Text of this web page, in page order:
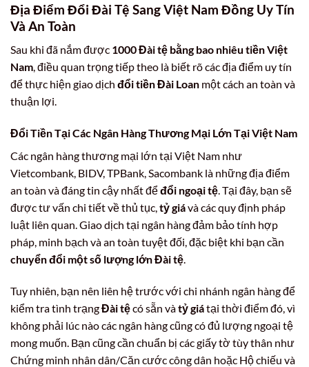
Địa Điểm Đổi Đài Tệ Sang Việt Nam Đồng Uy Tín
Và An Toàn
Sau khi đã nắm được 1000 Đài tệ bằng bao nhiêu tiền Việt
Nam, điều quan trọng tiếp theo là biết rõ các địa điểm uy tín
để thực hiện giao dịch đổi tiền Đài Loan một cách an toàn và
thuận lợi.
Đổi Tiền Tại Các Ngân Hàng Thương Mại Lớn Tại Việt Nam
Các ngân hàng thương mại lớn tại Việt Nam như
Vietcombank, BIDV, TPBank, Sacombank là những địa điểm
an toàn và đáng tin cậy nhất đểđổi ngoại tệ. Tại đây, bạn sẽ
được tư vấn chi tiết về thủ tục,tỷ giávà các quy định pháp
luật liên quan. Giao dịch tại ngân hàng đảm bảo tính hợp
pháp, minh bạch và an toàn tuyệt đối, đặc biệt khi bạn cần
chuyển đổi một số lượng lớn Đài tệ.
Tuy nhiên, bạn nên liên hệ trước với chi nhánh ngân hàng để
kiểm tra tình trạngĐài tệcó sẵn vàtỷ giátại thời điểm đó, vì
không phải lúc nào các ngân hàng cũng có đủ lượng ngoại tệ
mong muốn. Bạn cũng cần chuẩn bị các giấy tờ tùy thân như
Chứng minh nhân dân/Căn cước công dân hoặc Hộ chiếu và